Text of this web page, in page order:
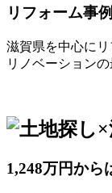
リフォーム事
滋賀県を中心に
リノベーション
1,248万円から